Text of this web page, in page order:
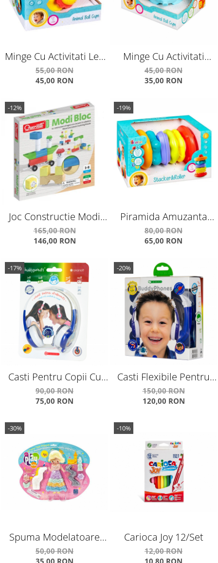
Minge Cu Activitati Leu
E383725
55,00 RON
45,00 RON
Minge Cu Activitati
Elefant E383726
45,00 RON
35,00 RON
-12%
Joc Constructie Modi
Bloc 18 Piese Q0701
165,00 RON
146,00 RON
-19%
Piramida Amuzanta
E383565
80,00 RON
65,00 RON
-17%
Casti Pentru Copii Cu
Reglare Nivel Volum Si
Autocolante Discover
90,00 RON
75,00 RON
-20%
Casti Flexibile Pentru
Copii Cu Reglare Nivel
Volum Si Autocolante
150,00 RON
120,00 RON
-30%
Spuma Modelatoare
Fairytale Friends
50,00 RON
35,00 RON
-10%
Carioca Joy 12/Set
12,00 RON
10,80 RON